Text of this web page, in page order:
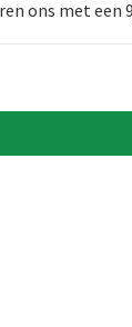
ons met een